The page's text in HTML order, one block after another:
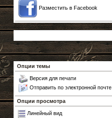
Разместить в Facebook
Опции темы
Версия для печати
Отправить по электронной почте
Опции просмотра
Линейный вид